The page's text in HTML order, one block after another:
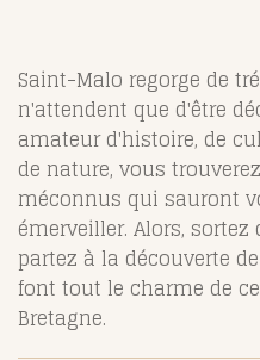
Saint-Malo regorge de
n'attendent que d'être
amateur d'histoire, de
de nature, vous
méconnus qui sauront
émerveiller. Alors,
partez à la découverte
font tout le charme de
Bretagne.